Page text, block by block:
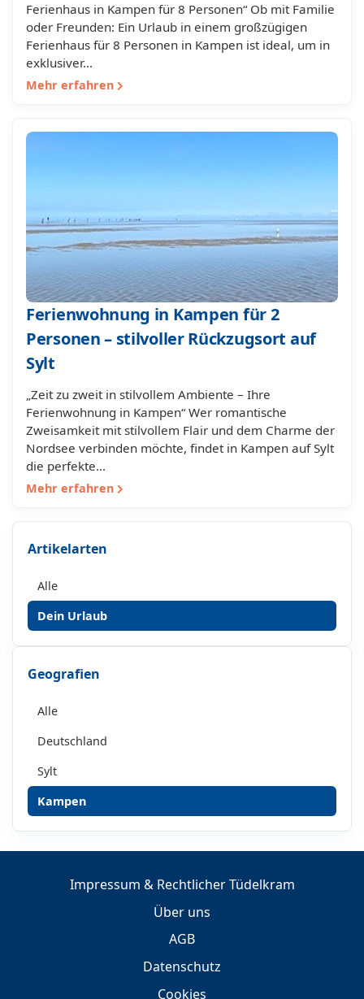
Ferienhaus in Kampen für 8 Personen“ Ob mit Familie
oder Freunden: Ein Urlaub in einem großzügigen
Ferienhaus für 8 Personen in Kampen ist ideal, um in
exklusiver…
Mehr erfahren
Ferienwohnung in Kampen für 2
Personen – stilvoller Rückzugsort auf
Sylt
„Zeit zu zweit in stilvollem Ambiente – Ihre
Ferienwohnung in Kampen“ Wer romantische
Zweisamkeit mit stilvollem Flair und dem Charme der
Nordsee verbinden möchte, findet in Kampen auf Sylt
die perfekte…
Mehr erfahren
Artikelarten
Alle
Dein Urlaub
Geografien
Alle
Deutschland
Sylt
Kampen
Impressum & Rechtlicher Tüdelkram
Über uns
AGB
Datenschutz
Cookies